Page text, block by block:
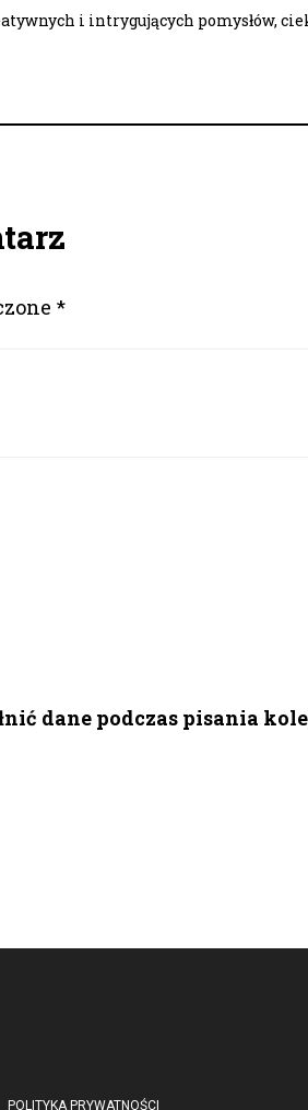
i intrygujących pomysłów,
*
dane podczas pisania
POLITYKA PRYWATNOŚCI